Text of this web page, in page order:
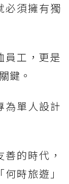
必須擁有獨
員工，更是
鍵。
為單人設計
的時代，
時旅遊」